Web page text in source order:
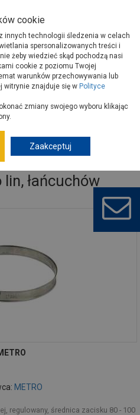
Artykuły metalowe
Łańcuchy, liny
łańcuchów
METRO
regulowany, średnica zacisku 80 - 100
cookie
innych technologii śledzenia w celach
spersonalizowanych treści i
żeby wiedzieć skąd pochodzą nasi
cookie z poziomu Twojej
warunków przechowywania lub
witrynie znajduje się w Polityce
zmiany swojego wyboru klikając
Zaakceptuj